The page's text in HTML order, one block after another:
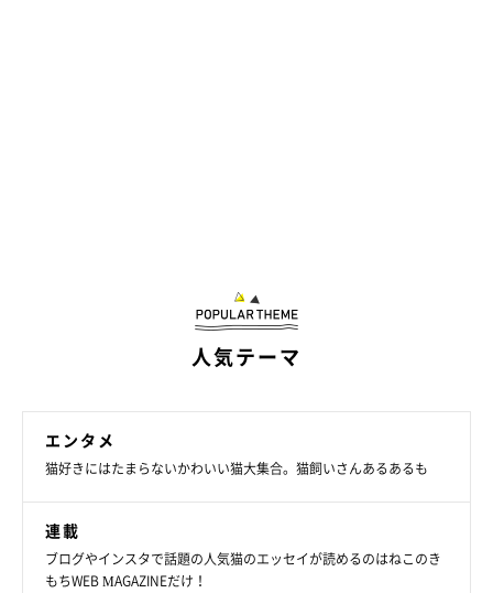
人気テーマ
エンタメ
猫好きにはたまらないかわいい猫大集合。猫飼いさんあるあるも
連載
ブログやインスタで話題の人気猫のエッセイが読めるのはねこのき
もちWEB MAGAZINEだけ！